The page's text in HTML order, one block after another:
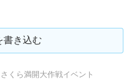
書き込む
さくら満開大作戦イベント